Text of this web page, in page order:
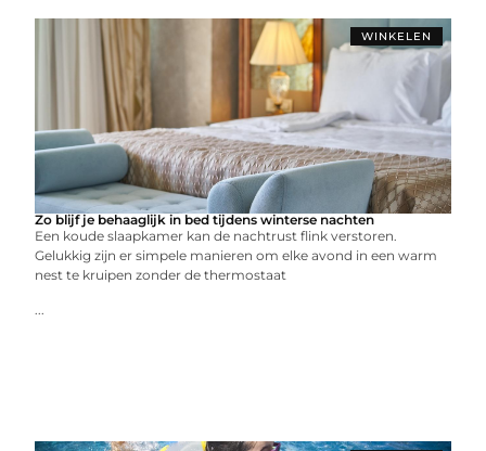
WINKELEN
Zo blijf je behaaglijk in bed tijdens winterse nachten
Een koude slaapkamer kan de nachtrust flink verstoren.
Gelukkig zijn er simpele manieren om elke avond in een warm
nest te kruipen zonder de thermostaat
...